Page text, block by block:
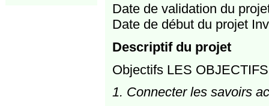
Date de validation du
Date de début du projet
Descriptif du projet
Objectifs LES
1. Connecter les savoirs